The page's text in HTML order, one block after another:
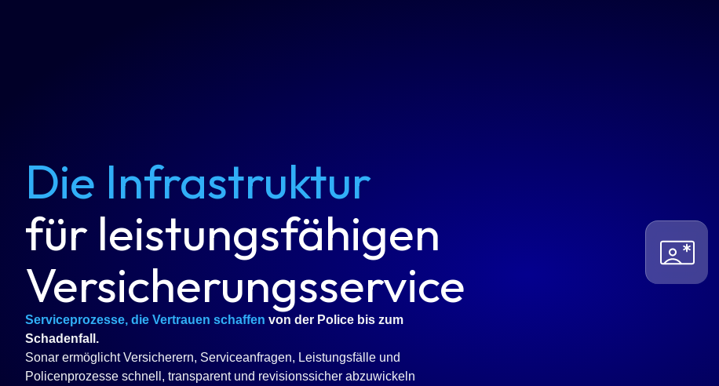
Die Infrastruktur
für leistungsfähigen
Versicherungsservice
Serviceprozesse, die Vertrauen schaffen von der Police bis zum
Schadenfall.
Sonar ermöglicht Versicherern, Serviceanfragen, Leistungsfälle und
Policenprozesse schnell, transparent und revisionssicher abzuwickeln